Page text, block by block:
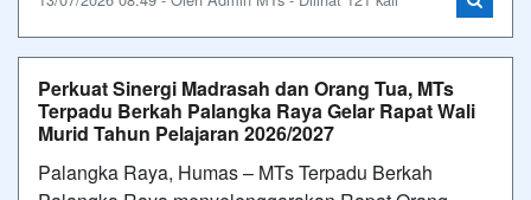
Perkuat Sinergi Madrasah dan Orang Tua, MTs
Terpadu Berkah Palangka Raya Gelar Rapat Wali
Murid Tahun Pelajaran 2026/2027
Palangka Raya, Humas – MTs Terpadu Berkah